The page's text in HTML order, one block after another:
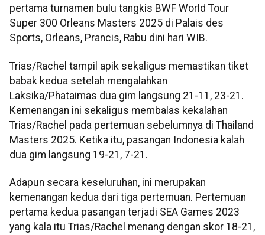
pertama turnamen bulu tangkis BWF World Tour
Super 300 Orleans Masters 2025 di Palais des
Sports, Orleans, Prancis, Rabu dini hari WIB.
Trias/Rachel tampil apik sekaligus memastikan tiket
babak kedua setelah mengalahkan
Laksika/Phataimas dua gim langsung 21-11, 23-21.
Kemenangan ini sekaligus membalas kekalahan
Trias/Rachel pada pertemuan sebelumnya di Thailand
Masters 2025. Ketika itu, pasangan Indonesia kalah
dua gim langsung 19-21, 7-21.
Adapun secara keseluruhan, ini merupakan
kemenangan kedua dari tiga pertemuan. Pertemuan
pertama kedua pasangan terjadi SEA Games 2023
yang kala itu Trias/Rachel menang dengan skor 18-21,